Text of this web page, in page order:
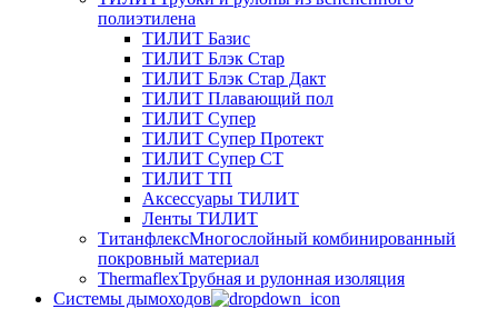
полиэтилена
ТИЛИТ Базис
ТИЛИТ Блэк Стар
ТИЛИТ Блэк Стар Дакт
ТИЛИТ Плавающий пол
ТИЛИТ Супер
ТИЛИТ Супер Протект
ТИЛИТ Супер СТ
ТИЛИТ ТП
Аксессуары ТИЛИТ
Ленты ТИЛИТ
ТитанфлексМногослойный комбинированный
покровный материал
ThermaflexТрубная и рулонная изоляция
Cистемы дымоходов